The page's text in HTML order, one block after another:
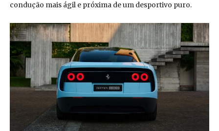
condução mais ágil e próxima de um desportivo puro.